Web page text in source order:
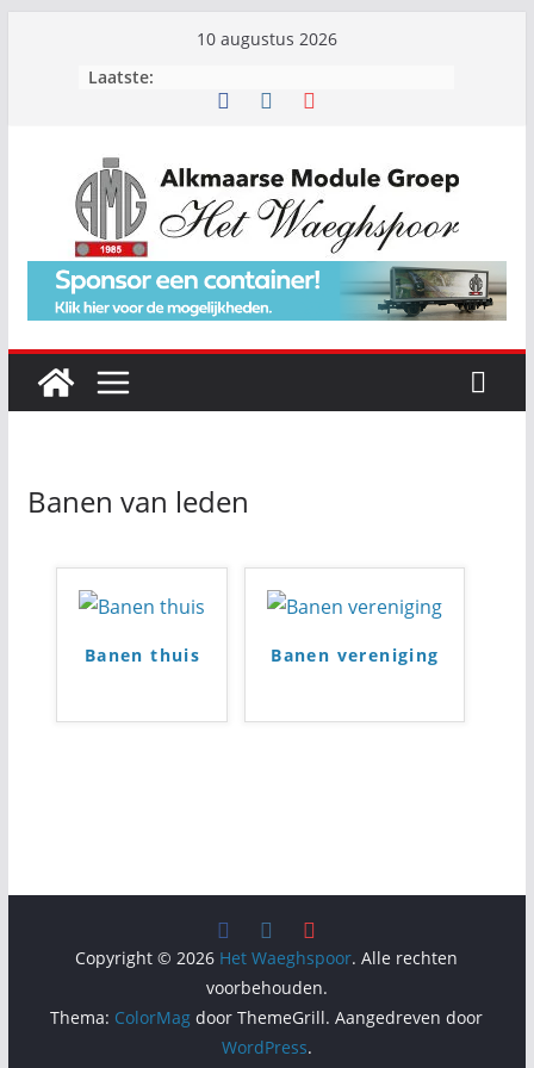
10 augustus 2026
Laatste:
Banen van leden
Banen thuis Banen vereniging
Copyright © 2026 Het Waeghspoor. Alle rechten
voorbehouden.
Thema: ColorMag door ThemeGrill. Aangedreven door
WordPress.